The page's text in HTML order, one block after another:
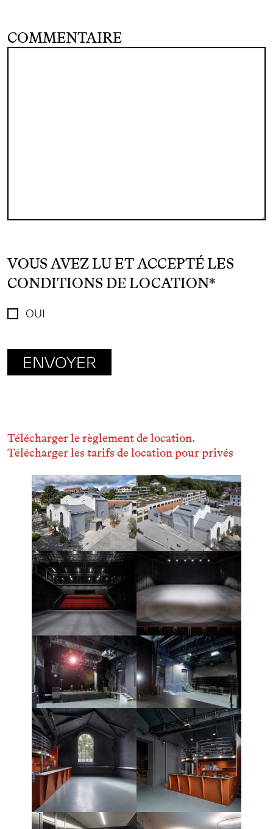
COMMENTAIRE
VOUS AVEZ LU ET ACCEPTÉ LES
CONDITIONS DE LOCATION*
OUI
ENVOYER
Télécharger le règlement de location.
Télécharger les tarifs de location pour privés